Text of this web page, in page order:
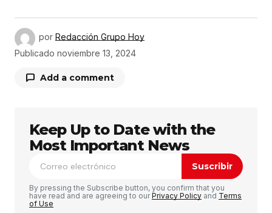
por Redacción Grupo Hoy
Publicado noviembre 13, 2024
Add a comment
Tu dirección de correo electrónico no será
publicada. Los campos obligatorios están
marcados con*
Comentario *
Keep Up to Date with the
Most Important News
Suscribir
By pressing the Subscribe button, you confirm that you
have read and are agreeing to ourPrivacy Policy and Terms
of Use